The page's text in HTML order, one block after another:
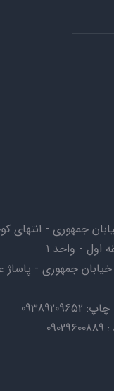
جمهوری - انتهای
جمهوری - پاساژ
چاپ: 09389209652